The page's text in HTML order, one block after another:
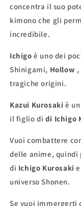
concentra il suo
kimono che gli
incredibile.
Ichigo è uno dei
Shinigami, Hollow ,
tragiche origini.
Kazui Kurosaki è
il figlio di di Ichigo
Vuoi combattere
delle anime, quindi
di Ichigo Kurosaki
universo Shonen.
Se vuoi immergerti